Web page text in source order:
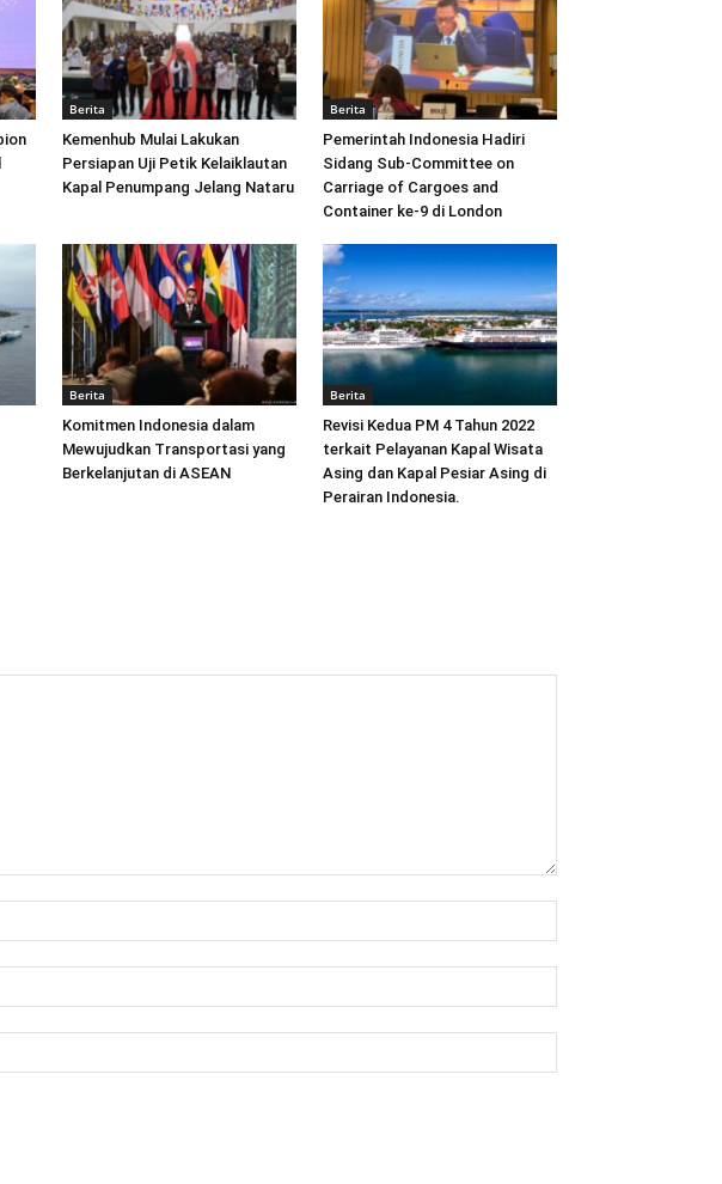
Berita
Kemenhub Mulai Lakukan
Persiapan Uji Petik Kelaiklautan
Kapal Penumpang Jelang Nataru
Berita
Pemerintah Indonesia Hadiri
Sidang Sub-Committee on
Carriage of Cargoes and
Container ke-9 di London
Berita
Komitmen Indonesia dalam
Mewujudkan Transportasi yang
Berkelanjutan di ASEAN
Berita
Revisi Kedua PM 4 Tahun 2022
terkait Pelayanan Kapal Wisata
Asing dan Kapal Pesiar Asing di
Perairan Indonesia.